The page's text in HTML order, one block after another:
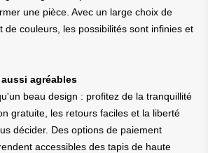
une pièce. Avec un large choix de
de couleurs, les possibilités sont infinies et
agréables
beau design : profitez de la tranquillité
gratuite, les retours faciles et la liberté
décider. Des options de paiement
accessibles des tapis de haute